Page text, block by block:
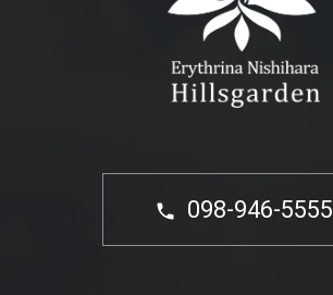
098-946-5555